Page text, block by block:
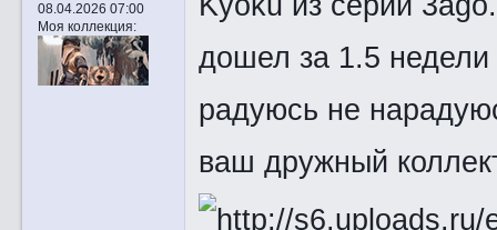
08.04.2026 07:00
Моя коллекция:
дошел за 1.5 недели
радуюсь не
ваш дружный